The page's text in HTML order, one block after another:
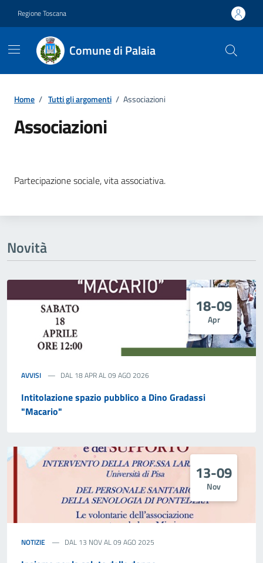
Regione Toscana
Comune di Palaia
Home / Tutti gli argomenti / Associazioni
Associazioni
Partecipazione sociale, vita associativa.
Novità
18-09
Apr
AVVISI DAL 18 APR AL 09 AGO 2026
Intitolazione spazio pubblico a Dino Gradassi
"Macario"
13-09
Nov
NOTIZIE DAL 13 NOV AL 09 AGO 2025